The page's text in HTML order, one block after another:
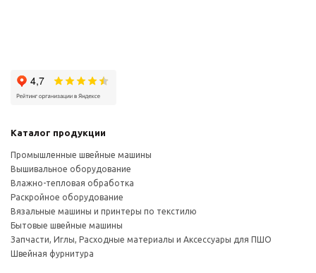
Каталог продукции
Промышленные швейные машины
Вышивальное оборудование
Влажно-тепловая обработка
Раскройное оборудование
Вязальные машины и принтеры по текстилю
Бытовые швейные машины
Запчасти, Иглы, Расходные материалы и Аксессуары для ПШО
Швейная фурнитура